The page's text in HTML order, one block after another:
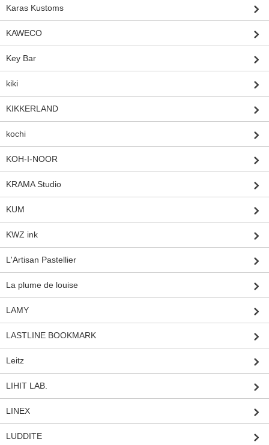
Karas Kustoms
KAWECO
Key Bar
kiki
KIKKERLAND
kochi
KOH-I-NOOR
KRAMA Studio
KUM
KWZ ink
L'Artisan Pastellier
La plume de louise
LAMY
LASTLINE BOOKMARK
Leitz
LIHIT LAB.
LINEX
LUDDITE